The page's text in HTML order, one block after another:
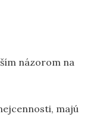
názorom na
majú